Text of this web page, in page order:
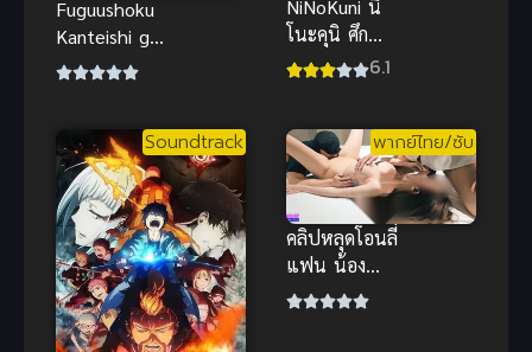
Fuguushoku
Kanteishi ga
Jitsu wa
ประเมินไร้โชค
ที่จริงเทพหลุด
โลก
NiNoKuni นิ
โนะคุนิ ศึก
พิภพคู่ขนาน6.1
Soundtrack พากย์ไทย/ซับ
คลิปหลุดโอนลี่
แฟน น้อง
เหมียวสวิง รุม